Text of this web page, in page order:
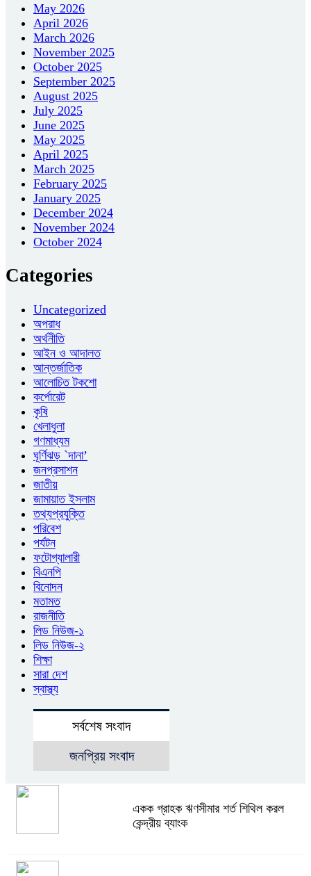
May 2026
April 2026
March 2026
November 2025
October 2025
September 2025
August 2025
July 2025
June 2025
May 2025
April 2025
March 2025
February 2025
January 2025
December 2024
November 2024
October 2024
Categories
Uncategorized
অপরাধ
অর্থনীতি
আইন ও আদালত
আন্তর্জাতিক
আলোচিত টকশো
কর্পোরেট
কৃষি
খেলাধুলা
গণমাধ্যম
ঘূর্ণিঝড় `দানা’
জনপ্রসাশন
জাতীয়
জামায়াত ইসলাম
তথ্যপ্রযুক্তি
পরিবেশ
পর্যটন
ফটোগ্যালারী
বিএনপি
বিনোদন
মতামত
রাজনীতি
লিড নিউজ-১
লিড নিউজ-২
শিক্ষা
সারা দেশ
স্বাস্থ্য
সর্বশেষ সংবাদ
জনপ্রিয় সংবাদ
একক গ্রাহক ঋণসীমার শর্ত শিথিল করল
কেন্দ্রীয় ব্যাংক